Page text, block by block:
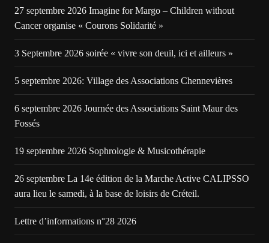
27 septembre 2026 Imagine for Margo – Children without
Cancer organise « Courons Solidarité »
3 Septembre 2026 soirée « vivre son deuil, ici et ailleurs »
5 septembre 2026: Village des Associations Chennevières
6 septembre 2026 Journée des Associations Saint Maur des
Fossés
19 septembre 2026 Sophrologie & Musicothérapie
26 septembre La 14e édition de la Marche Active CALIPSSO
aura lieu le samedi, à la base de loisirs de Créteil.
Lettre d’informations n°28 2026